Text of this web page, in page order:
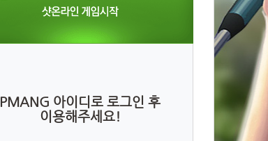
PMANG 아이디로 로그인 후
이용해주세요!